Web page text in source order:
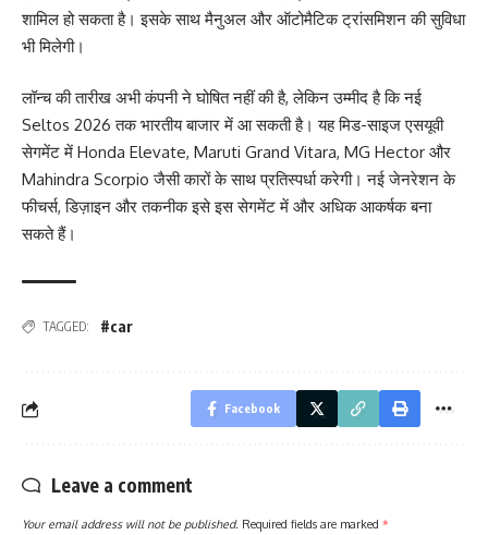
शामिल हो सकता है। इसके साथ मैनुअल और ऑटोमैटिक ट्रांसमिशन की सुविधा
भी मिलेगी।
लॉन्च की तारीख अभी कंपनी ने घोषित नहीं की है, लेकिन उम्मीद है कि नई
Seltos 2026 तक भारतीय बाजार में आ सकती है। यह मिड-साइज एसयूवी
सेगमेंट में Honda Elevate, Maruti Grand Vitara, MG Hector और
Mahindra Scorpio जैसी कारों के साथ प्रतिस्पर्धा करेगी। नई जेनरेशन के
फीचर्स, डिज़ाइन और तकनीक इसे इस सेगमेंट में और अधिक आकर्षक बना
सकते हैं।
TAGGED: #car
Facebook
Leave a comment
Your email address will not be published. Required fields are marked *